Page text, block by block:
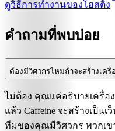
ดูวิธีการทำงานของโฮสติ้ง
คำถามที่พบบ่อย
ต้องมีวิศวกรไหมถ้าจะสร้างเค
ไม่ต้อง คุณแค่อธิบายเครื่อ
แล้ว Caffeine จะสร้างเป็น
ทีมของคุณมีวิศวกร พวกเ